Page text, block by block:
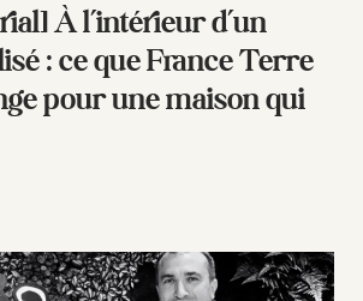
À l’intérieur d’un
: ce que France Terre
pour une maison qui